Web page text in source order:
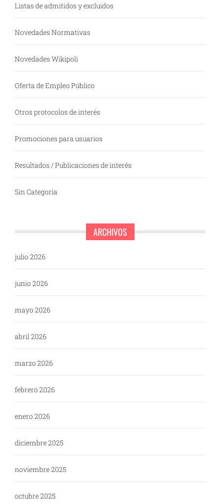
Listas de admitidos y excluidos
Novedades Normativas
Novedades Wikipoli
Oferta de Empleo Público
Otros protocolos de interés
Promociones para usuarios
Resultados / Publicaciones de interés
Sin Categoría
ARCHIVOS
julio 2026
junio 2026
mayo 2026
abril 2026
marzo 2026
febrero 2026
enero 2026
diciembre 2025
noviembre 2025
octubre 2025